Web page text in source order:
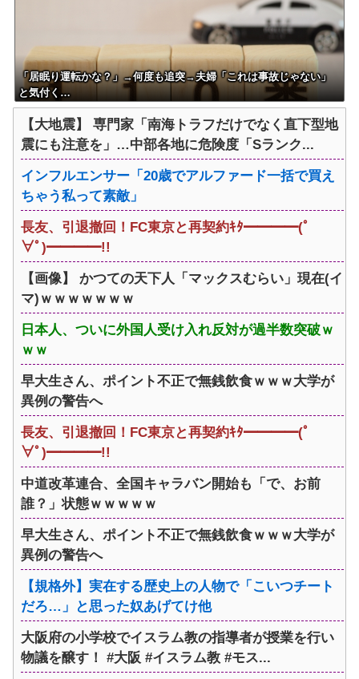
「居眠り運転かな？」→何度も追突→夫婦「これは事故じゃない」
と気付く…
【大地震】 専門家「南海トラフだけでなく直下型地
震にも注意を」…中部各地に危険度「Sランク...
インフルエンサー「20歳でアルファード一括で買え
ちゃう私って素敵」
長友、引退撤回！FC東京と再契約ｷﾀ━━━━(ﾟ
∀ﾟ)━━━━!!
【画像】 かつての天下人「マックスむらい」現在(イ
マ)ｗｗｗｗｗｗｗ
日本人、ついに外国人受け入れ反対が過半数突破ｗ
ｗｗ
早大生さん、ポイント不正で無銭飲食ｗｗｗ大学が
異例の警告へ
長友、引退撤回！FC東京と再契約ｷﾀ━━━━(ﾟ
∀ﾟ)━━━━!!
中道改革連合、全国キャラバン開始も「で、お前
誰？」状態ｗｗｗｗｗ
早大生さん、ポイント不正で無銭飲食ｗｗｗ大学が
異例の警告へ
【規格外】実在する歴史上の人物で「こいつチート
だろ…」と思った奴あげてけ他
大阪府の小学校でイスラム教の指導者が授業を行い
物議を醸す！ #大阪 #イスラム教 #モス...